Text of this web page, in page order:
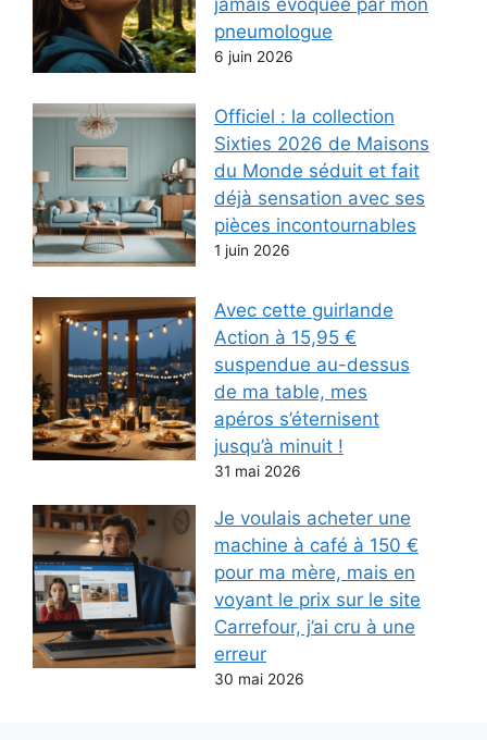
pneumologue
6 juin 2026
Officiel : la collection
Sixties 2026 de Maisons
du Monde séduit et fait
déjà sensation avec ses
pièces incontournables
1 juin 2026
Avec cette guirlande
Action à 15,95 €
suspendue au-dessus
de ma table, mes
apéros s’éternisent
jusqu’à minuit !
31 mai 2026
Je voulais acheter une
machine à café à 150 €
pour ma mère, mais en
voyant le prix sur le site
Carrefour, j’ai cru à une
erreur
30 mai 2026